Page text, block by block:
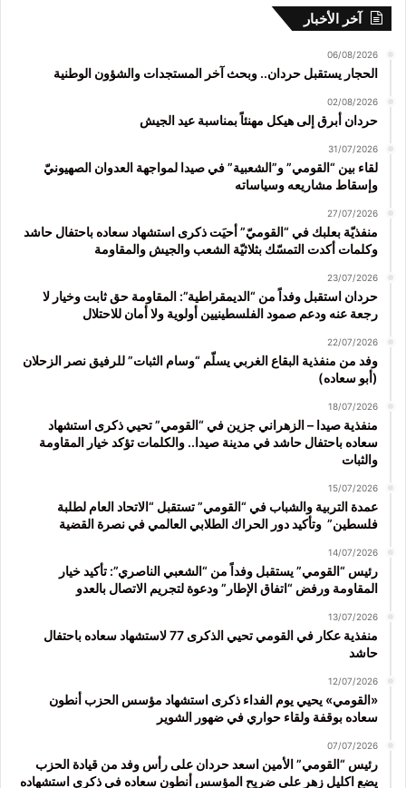
آخر الأخبار
06/08/2026
الحجار يستقبل حردان.. وبحث آخر المستجدات والشؤون الوطنية
02/08/2026
حردان أبرق إلى هيكل مهنئاً بمناسبة عيد الجيش
31/07/2026
لقاء بين “القومي” و”الشعبية” في صيدا لمواجهة العدوان الصهيونيّ
وإسقاط مشاريعه وسياساته
27/07/2026
منفذيّة بعلبك في “القوميّ” أحيَت ذكرى استشهاد سعاده باحتفال حاشد
وكلمات أكدت التمسّك بثلاثيّة الشعب والجيش والمقاومة
23/07/2026
حردان استقبل وفداً من “الديمقراطية”: المقاومة حق ثابت وخيار لا
رجعة عنه ودعم صمود الفلسطينيين أولوية ولا أمان للاحتلال
22/07/2026
وفد من منفذية البقاع الغربي يسلّم “وسام الثبات” للرفيق نصر الزحلان
(أبو سعاده)
18/07/2026
منفذية صيدا – الزهراني جزين في “القومي” تحيي ذكرى استشهاد
سعاده باحتفال حاشد في مدينة صيدا.. والكلمات تؤكد خيار المقاومة
والثبات
15/07/2026
عمدة التربية والشباب في “القومي” تستقبل “الاتحاد العام لطلبة
فلسطين” وتأكيد دور الحراك الطلابي العالمي في نصرة القضية
14/07/2026
رئيس “القومي” يستقبل وفداً من “الشعبي الناصري”: تأكيد خيار
المقاومة ورفض “اتفاق الإطار” ودعوة لتجريم الاتصال بالعدو
13/07/2026
منفذية عكار في القومي تحيي الذكرى 77 لاستشهاد سعاده باحتفال
حاشد
12/07/2026
«القومي» يحيي يوم الفداء ذكرى استشهاد مؤسس الحزب أنطون
سعاده بوقفة ولقاء حواري في ضهور الشوير
07/07/2026
رئيس “القومي” الأمين اسعد حردان على رأس وفد من قيادة الحزب
يضع اكليل زهر على ضريح المؤسس أنطون سعاده في ذكرى استشهاده